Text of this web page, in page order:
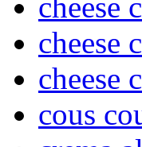
cheese
cheese
cous